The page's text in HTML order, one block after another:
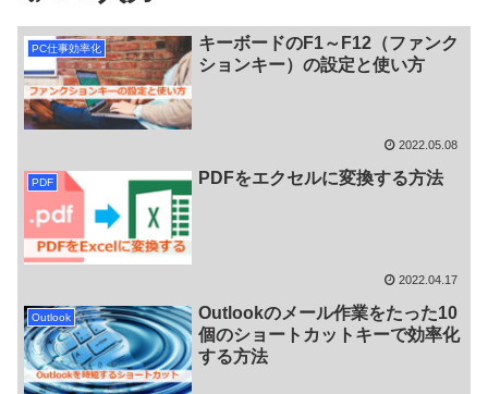
PC仕事効率化
キーボードのF1～F12（ファンク
ションキー）の設定と使い方
2022.05.08
PDF PDFをエクセルに変換する方法
2022.04.17
Outlook
Outlookのメール作業をたった10
個のショートカットキーで効率化
する方法